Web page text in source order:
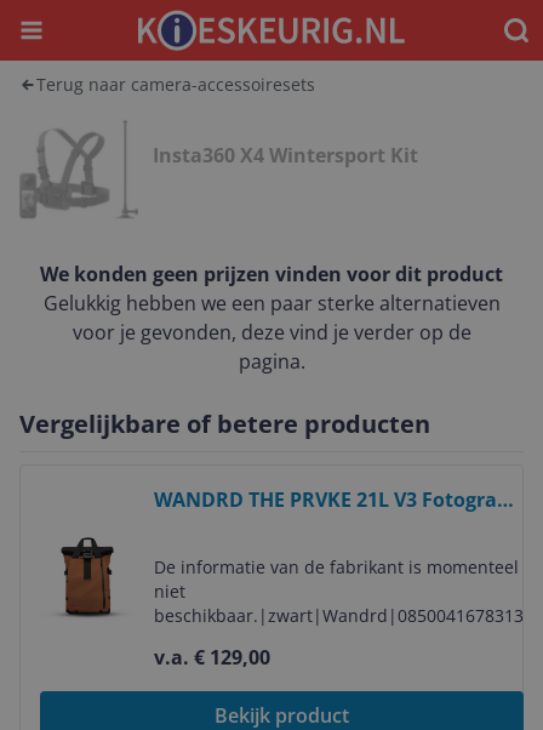
Menu
Terug naar camera-accessoiresets
Insta360 X4 Wintersport Kit
We konden geen prijzen vinden voor dit product
Gelukkig hebben we een paar sterke alternatieven
voor je gevonden, deze vind je verder op de
pagina.
Vergelijkbare of betere producten
WANDRD THE PRVKE 21L V3 Fotografie
De informatie van de fabrikant is momenteel
niet
beschikbaar. |zwart|Wandrd |0850041678313
v.a. € 129,00
Bekijk product